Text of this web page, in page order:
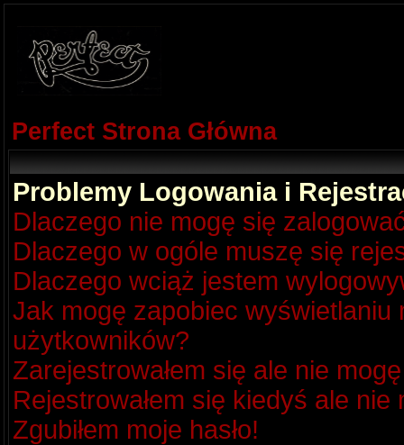
Perfect Strona Główna
Problemy Logowania i
Dlaczego nie mogę się
Dlaczego w ogóle muszę się
Dlaczego wciąż jestem
Jak mogę zapobiec
użytkowników?
Zarejestrowałem się ale nie
Rejestrowałem się kiedyś ale
Zgubiłem moje hasło!